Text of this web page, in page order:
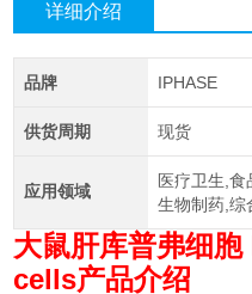
详细介绍
品牌 IPHASE
供货周期 现货
应用领域
医疗卫生,
生物制药,综
大鼠肝库普弗细胞
cells产品介绍